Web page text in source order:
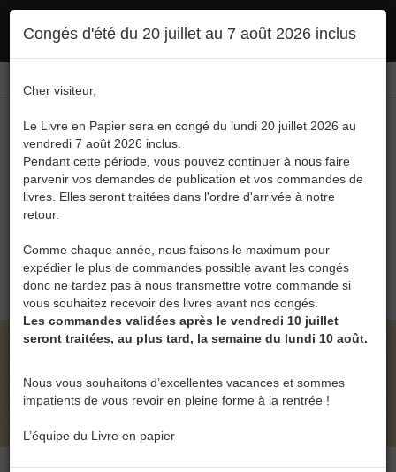
l'utilisation :politique en matière de confidentialité Accepter
Congés d'été du 20 juillet au 7 août 2026 inclus
Cher visiteur,
Le Livre en Papier sera en congé du lundi 20 juillet 2026 au
vendredi 7 août 2026 inclus.
Pendant cette période, vous pouvez continuer à nous faire
parvenir vos demandes de publication et vos commandes de
livres. Elles seront traitées dans l'ordre d'arrivée à notre
retour.
Comme chaque année, nous faisons le maximum pour
expédier le plus de commandes possible avant les congés
donc ne tardez pas à nous transmettre votre commande si
vous souhaitez recevoir des livres avant nos congés.
Les commandes validées après le vendredi 10 juillet
seront traitées, au plus tard, la semaine du lundi 10 août.
Nous vous souhaitons d’excellentes vacances et sommes
impatients de vous revoir en pleine forme à la rentrée !
L’équipe du Livre en papier
Menu
0
LE LIVRE EN PAPIER • L'ENGAGEMENT
POLITIQUE OU SOCIAL DES CITOYENS : UNE
CHANCE POUR LE DÉVELOPPEMENT DE LA
NATION DE HONORÉ GBENDE WAMBENGA